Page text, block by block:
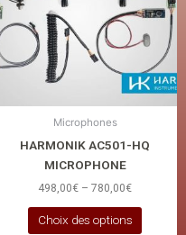
Microphones
HARMONIK AC501-HQ
MICROPHONE
498,00€ – 780,00€
Choix des options
Les
options
être
la
produit